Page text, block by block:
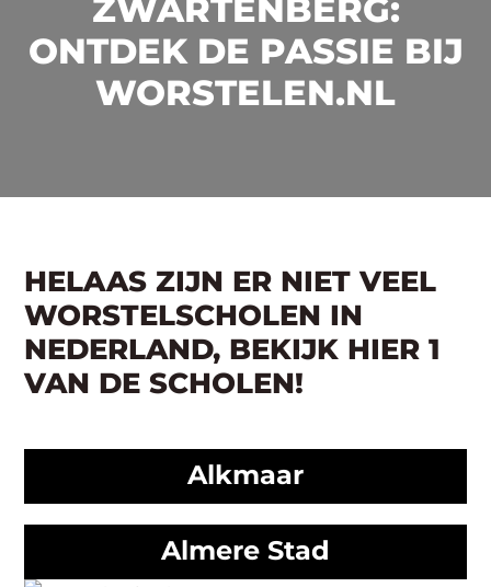
ZWARTENBERG:
ONTDEK DE PASSIE BIJ
WORSTELEN.NL
HELAAS ZIJN ER NIET VEEL
WORSTELSCHOLEN IN
NEDERLAND, BEKIJK HIER 1
VAN DE SCHOLEN!
Alkmaar
Almere Stad